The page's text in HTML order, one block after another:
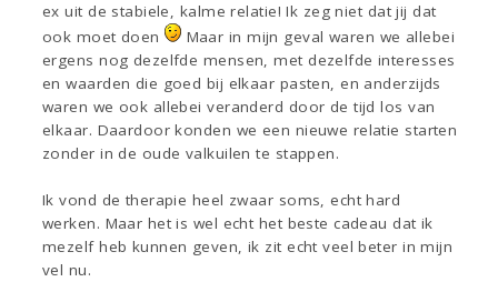
ex uit de stabiele, kalme relatie! Ik zeg niet dat jij dat
ook moet doen
Maar in mijn geval waren we allebei
ergens nog dezelfde mensen, met dezelfde interesses
en waarden die goed bij elkaar pasten, en anderzijds
waren we ook allebei veranderd door de tijd los van
elkaar. Daardoor konden we een nieuwe relatie starten
zonder in de oude valkuilen te stappen.
Ik vond de therapie heel zwaar soms, echt hard
werken. Maar het is wel echt het beste cadeau dat ik
mezelf heb kunnen geven, ik zit echt veel beter in mijn
vel nu.